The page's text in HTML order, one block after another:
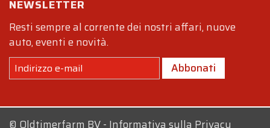
NEWSLETTER
Resti sempre al corrente dei nostri affari, nuove
auto, eventi e novità.
Abbonati
© Oldtimerfarm BV- Informativa sulla Privacy